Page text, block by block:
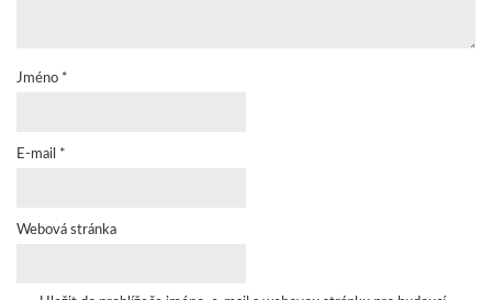
Jméno *
E-mail *
Webová stránka